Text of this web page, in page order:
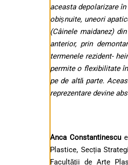
aceasta depolarizare
obișnuite, uneori
(Câinele maidanez)
anterior, prin
termenele rezident-
permite o flexibilitate
pe de altă parte.
reprezentare devine
Anca Constantinescu
Plastice, Secția
Facultății de Arte